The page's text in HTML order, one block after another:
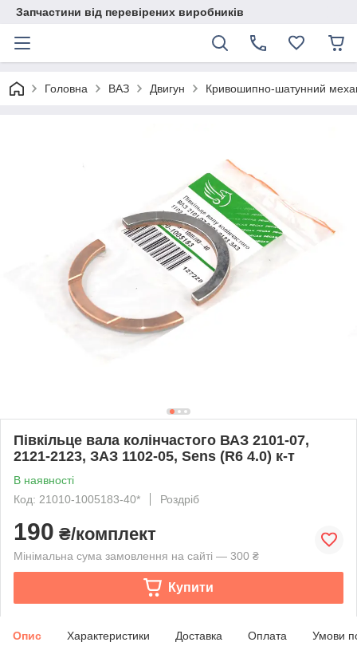
Запчастини від перевірених виробників
Головна ВАЗ Двигун Кривошипно-шатунний
Півкільце вала колінчастого ВАЗ 2101-07,
2121-2123, ЗАЗ 1102-05, Sens (R6 4.0) к-т
В наявності
Код: 21010-1005183-40*
Роздріб
190 ₴/комплект
Мінімальна сума замовлення на сайті — 300 ₴
Купити
Опис Характеристики Доставка Оплата Умови